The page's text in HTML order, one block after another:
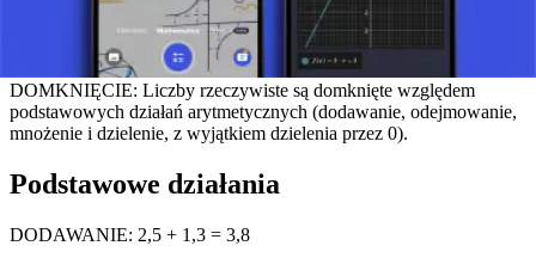
NIESKOŃCZONOŚĆ (NIEOGRANICZONOŚĆ): Zbiór R jest
nieograniczony zarówno w kierunku dodatnim, jak i ujemnym.
DOMKNIĘCIE: Liczby rzeczywiste są domknięte względem
podstawowych działań arytmetycznych (dodawanie, odejmowanie,
mnożenie i dzielenie, z wyjątkiem dzielenia przez 0).
Podstawowe działania
DODAWANIE: 2,5 + 1,3 = 3,8